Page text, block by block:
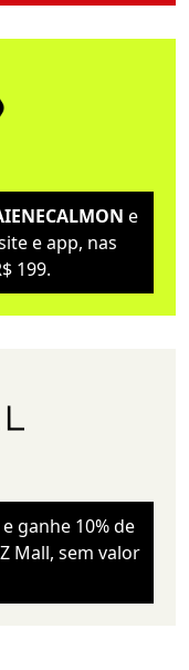
e
e app, nas
199.
e ganhe 10% de
Mall, sem valor